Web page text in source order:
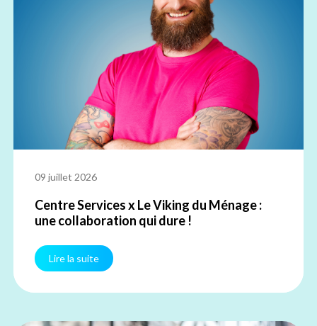
09 juillet 2026
Centre Services x Le Viking du Ménage :
une collaboration qui dure !
Lire la suite